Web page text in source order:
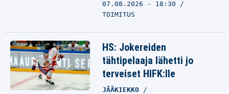
07.08.2026 - 18:30
TOIMITUS
HS: Jokereiden
tähtipelaaja lähetti jo
terveiset HIFK:lle
JÄÄKIEKKO